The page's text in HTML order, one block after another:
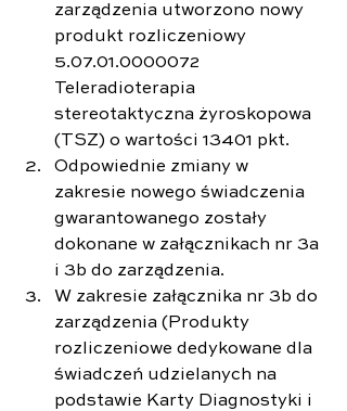
zarządzenia utworzono nowy
produkt rozliczeniowy
5.07.01.0000072
Teleradioterapia
stereotaktyczna żyroskopowa
(TSZ) o wartości 13401 pkt.
Odpowiednie zmiany w
zakresie nowego świadczenia
gwarantowanego zostały
dokonane w załącznikach nr 3a
i 3b do zarządzenia.
W zakresie załącznika nr 3b do
zarządzenia (Produkty
rozliczeniowe dedykowane dla
świadczeń udzielanych na
podstawie Karty Diagnostyki i